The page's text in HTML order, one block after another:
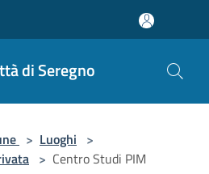
di Seregno
> Luoghi >
> Centro Studi PIM